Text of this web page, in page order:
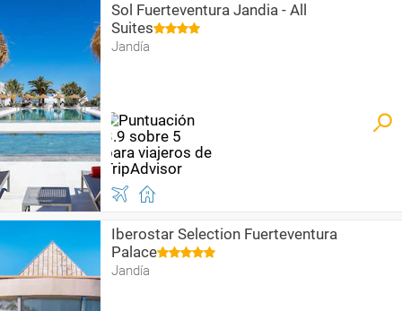
Sol Fuerteventura Jandia - All
Suites
Jandía
Iberostar Selection Fuerteventura
Palace
Jandía